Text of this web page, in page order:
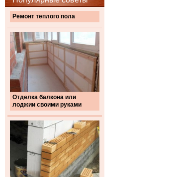
Ремонт теплого пола
Отделка балкона или
лоджии своими руками